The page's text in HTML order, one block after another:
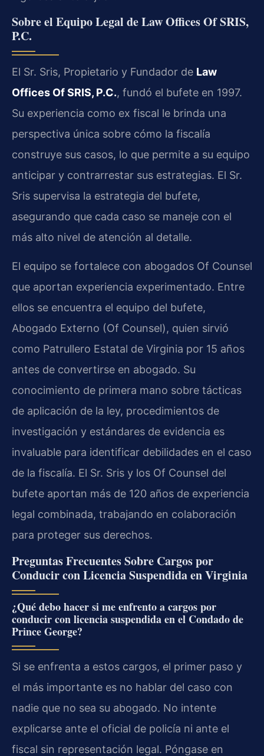
Sobre el Equipo Legal de Law Offices Of SRIS,
P.C.
El Sr. Sris, Propietario y Fundador de Law
Offices Of SRIS, P.C., fundó el bufete en 1997.
Su experiencia como ex fiscal le brinda una
perspectiva única sobre cómo la fiscalía
construye sus casos, lo que permite a su equipo
anticipar y contrarrestar sus estrategias. El Sr.
Sris supervisa la estrategia del bufete,
asegurando que cada caso se maneje con el
más alto nivel de atención al detalle.
El equipo se fortalece con abogados Of Counsel
que aportan experiencia experimentado. Entre
ellos se encuentra el equipo del bufete,
Abogado Externo (Of Counsel), quien sirvió
como Patrullero Estatal de Virginia por 15 años
antes de convertirse en abogado. Su
conocimiento de primera mano sobre tácticas
de aplicación de la ley, procedimientos de
investigación y estándares de evidencia es
invaluable para identificar debilidades en el caso
de la fiscalía. El Sr. Sris y los Of Counsel del
bufete aportan más de 120 años de experiencia
legal combinada, trabajando en colaboración
para proteger sus derechos.
Preguntas Frecuentes Sobre Cargos por
Conducir con Licencia Suspendida en Virginia
¿Qué debo hacer si me enfrento a cargos por
conducir con licencia suspendida en el Condado de
Prince George?
Si se enfrenta a estos cargos, el primer paso y
el más importante es no hablar del caso con
nadie que no sea su abogado. No intente
explicarse ante el oficial de policía ni ante el
fiscal sin representación legal. Póngase en